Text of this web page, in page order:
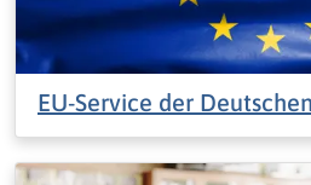
EU-Service der